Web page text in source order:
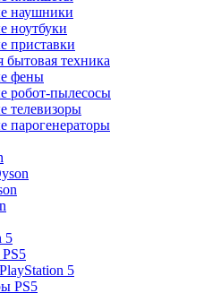
наушники
ноутбуки
приставки
бытовая техника
фены
робот-пылесосы
телевизоры
парогенераторы
5
5
PS5